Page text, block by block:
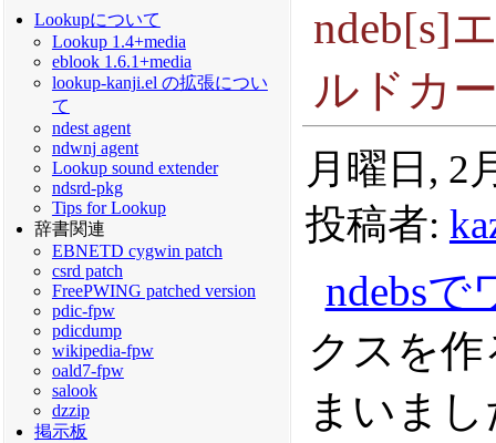
Lookupについて
Lookup 1.4+media
eblook 1.6.1+media
lookup-kanji.el の拡張につい
て
ndest agent
ndwnj agent
Lookup sound extender
ndsrd-pkg
Tips for Lookup
辞書関連
EBNETD cygwin patch
csrd patch
FreePWING patched version
pdic-fpw
pdicdump
wikipedia-fpw
oald7-fpw
salook
dzzip
掲示板
ndeb[s]
ルドカ
月曜日, 2
投稿者:
ndebs
クスを
まいま